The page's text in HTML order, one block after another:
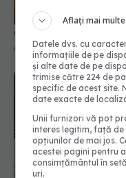
Cum să tai ceapa
06 sep 2025, 11:30
Aflați mai multe
Datele dvs. cu
informațiile de pe
și alte date de pe
trimise către 224 de
specific de acest site.
date exacte de
Unii furnizori vă pot
interes legitim, față
opțiunilor de mai jos.
acestei pagini pentru
consimțământul în
uri.